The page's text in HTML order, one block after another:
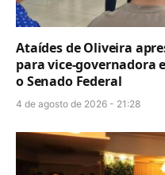
Ataídes de Oliveira
para vice-governadora
o Senado Federal
4 de agosto de 2026 - 21:28